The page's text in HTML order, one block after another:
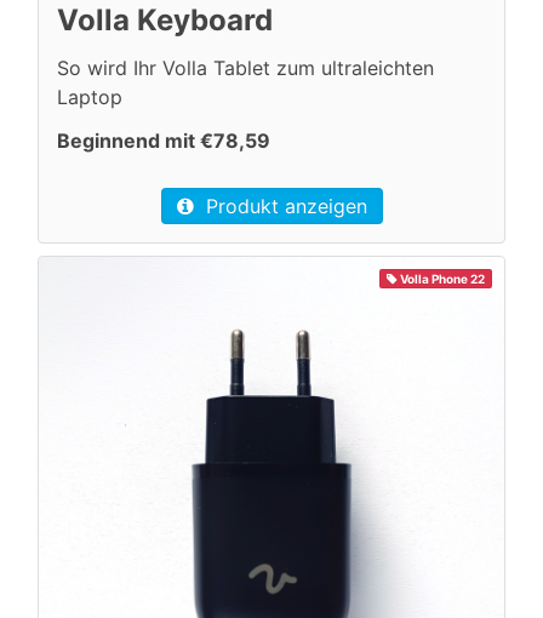
Volla Keyboard
So wird Ihr Volla Tablet zum ultraleichten
Laptop
Beginnend mit €78,59
Produkt anzeigen
Volla Phone 22